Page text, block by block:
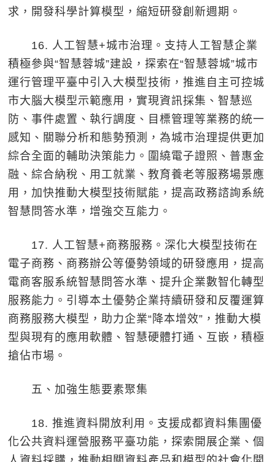
求，開發科學計算模型，縮短研發創新週期。
16. 人工智慧+城市治理。支持人工智慧企業
積極參與“智慧蓉城”建設，探索在“智慧蓉城”城市
運行管理平臺中引入大模型技術，推進自主可控城
市大腦大模型示範應用，實現資訊採集、智慧巡
防、事件處置、執行調度、目標管理等業務的統一
感知、關聯分析和態勢預測，為城市治理提供更加
綜合全面的輔助決策能力。圍繞電子證照、普惠金
融、綜合納稅、用工就業、教育養老等服務場景應
用，加快推動大模型技術賦能，提高政務諮詢系統
智慧問答水準，增強交互能力。
17. 人工智慧+商務服務。深化大模型技術在
電子商務、商務辦公等優勢領域的研發應用，提高
電商客服系統智慧問答水準、提升企業數智化轉型
服務能力。引導本土優勢企業持續研發和反覆運算
商務服務大模型，助力企業“降本增效”，推動大模
型與現有的應用軟體、智慧硬體打通、互嵌，積極
搶佔市場。
五、加強生態要素聚集
18. 推進資料開放利用。支援成都資料集團優
化公共資料運營服務平臺功能，探索開展企業、個